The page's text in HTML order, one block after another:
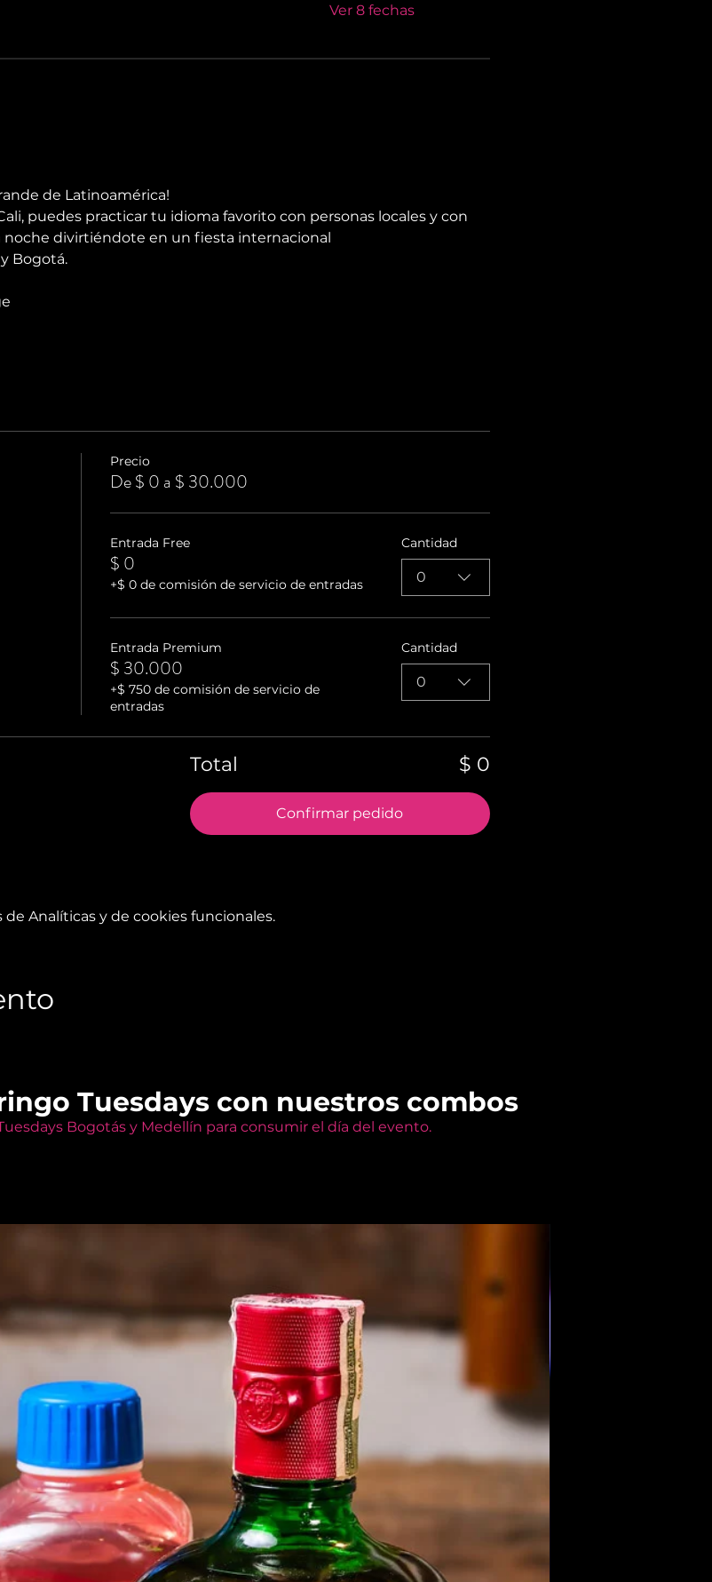
Ver 8 fechas
de Latinoamérica!
puedes practicar tu idioma favorito con personas locales y con
divirtiéndote en un fiesta internacional
Bogotá.
Precio
De $ 0 a $ 30.000
Entrada Free
$ 0
+$ 0 de comisión de servicio de entradas
Cantidad
0
Entrada Premium
$ 30.000
+$ 750 de comisión de servicio de
entradas
Cantidad
0
Total $ 0
Confirmar pedido
Analíticas y de cookies funcionales.
Tuesdays con nuestros combos
Bogotás y Medellín para consumir el día del evento.